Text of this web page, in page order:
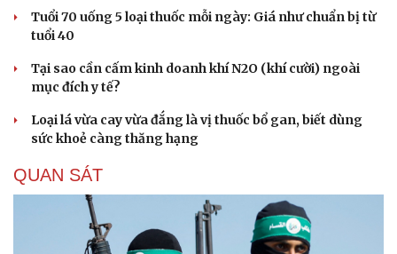
Tuổi 70 uống 5 loại thuốc mỗi ngày: Giá như chuẩn bị từ
tuổi 40
Tại sao cần cấm kinh doanh khí N2O (khí cười) ngoài
mục đích y tế?
Loại lá vừa cay vừa đắng là vị thuốc bổ gan, biết dùng
sức khoẻ càng thăng hạng
QUAN SÁT